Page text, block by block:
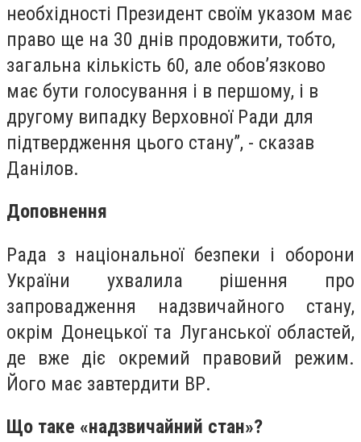
необхідності Президент своїм указом має
право ще на 30 днів продовжити, тобто,
загальна кількість 60, але обов’язково
має бути голосування і в першому, і в
другому випадку Верховної Ради для
підтвердження цього стану”, - сказав
Данілов.
Доповнення
Рада з національної безпеки і оборони
України ухвалила рішення про
запровадження надзвичайного стану,
окрім Донецької та Луганської областей,
де вже діє окремий правовий режим.
Його має завтердити ВР.
Що таке «надзвичайний стан»?